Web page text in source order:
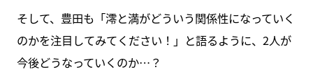
そして、豊田も「澪と満がどういう関係性になっていく
のかを注目してみてください！」と語るように、2人が
今後どうなっていくのか…？